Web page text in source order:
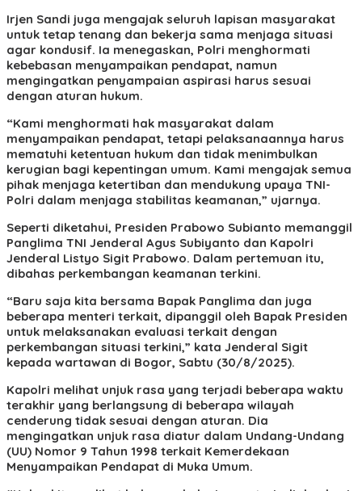
Irjen Sandi juga mengajak seluruh lapisan masyarakat
untuk tetap tenang dan bekerja sama menjaga situasi
agar kondusif. Ia menegaskan, Polri menghormati
kebebasan menyampaikan pendapat, namun
mengingatkan penyampaian aspirasi harus sesuai
dengan aturan hukum.
“Kami menghormati hak masyarakat dalam
menyampaikan pendapat, tetapi pelaksanaannya harus
mematuhi ketentuan hukum dan tidak menimbulkan
kerugian bagi kepentingan umum. Kami mengajak semua
pihak menjaga ketertiban dan mendukung upaya TNI-
Polri dalam menjaga stabilitas keamanan,” ujarnya.
Seperti diketahui, Presiden Prabowo Subianto memanggil
Panglima TNI Jenderal Agus Subiyanto dan Kapolri
Jenderal Listyo Sigit Prabowo. Dalam pertemuan itu,
dibahas perkembangan keamanan terkini.
“Baru saja kita bersama Bapak Panglima dan juga
beberapa menteri terkait, dipanggil oleh Bapak Presiden
untuk melaksanakan evaluasi terkait dengan
perkembangan situasi terkini,” kata Jenderal Sigit
kepada wartawan di Bogor, Sabtu (30/8/2025).
Kapolri melihat unjuk rasa yang terjadi beberapa waktu
terakhir yang berlangsung di beberapa wilayah
cenderung tidak sesuai dengan aturan. Dia
mengingatkan unjuk rasa diatur dalam Undang-Undang
(UU) Nomor 9 Tahun 1998 terkait Kemerdekaan
Menyampaikan Pendapat di Muka Umum.